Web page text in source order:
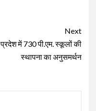
Next
प्रदेश में 730 पी.एम. स्कूलों की
स्थापना का अनुसमर्थन